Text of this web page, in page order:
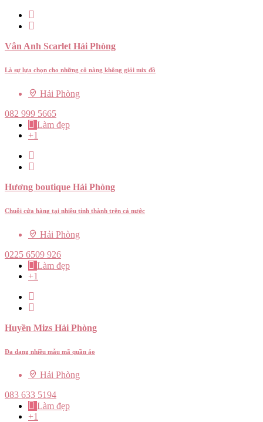
Vân Anh Scarlet Hải Phòng
Là sự lựa chọn cho những cô nàng không giỏi mix đồ
Hải Phòng
082 999 5665
Làm đẹp
+1
Hương boutique Hải Phòng
Chuỗi cửa hàng tại nhiều tỉnh thành trên cả nước
Hải Phòng
0225 6509 926
Làm đẹp
+1
Huyền Mizs Hải Phòng
Đa dạng nhiều mẫu mã quần áo
Hải Phòng
083 633 5194
Làm đẹp
+1